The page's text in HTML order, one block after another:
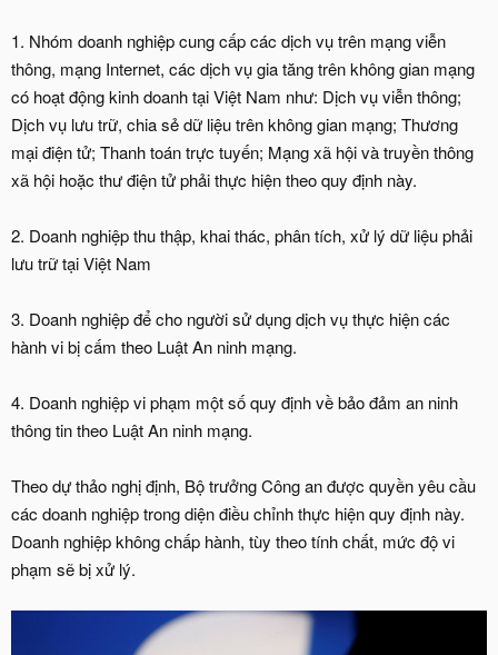
1. Nhóm doanh nghiệp cung cấp các dịch vụ trên mạng viễn
thông, mạng Internet, các dịch vụ gia tăng trên không gian mạng
có hoạt động kinh doanh tại Việt Nam như: Dịch vụ viễn thông;
Dịch vụ lưu trữ, chia sẻ dữ liệu trên không gian mạng; Thương
mại điện tử; Thanh toán trực tuyến; Mạng xã hội và truyền thông
xã hội hoặc thư điện tử phải thực hiện theo quy định này.
2. Doanh nghiệp thu thập, khai thác, phân tích, xử lý dữ liệu phải
lưu trữ tại Việt Nam
3. Doanh nghiệp để cho người sử dụng dịch vụ thực hiện các
hành vi bị cấm theo Luật An ninh mạng.
4. Doanh nghiệp vi phạm một số quy định về bảo đảm an ninh
thông tin theo Luật An ninh mạng.
Theo dự thảo nghị định, Bộ trưởng Công an được quyền yêu cầu
các doanh nghiệp trong diện điều chỉnh thực hiện quy định này.
Doanh nghiệp không chấp hành, tùy theo tính chất, mức độ vi
phạm sẽ bị xử lý.